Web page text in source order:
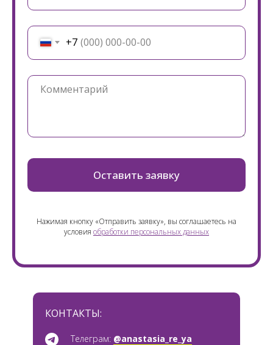
+7
Оставить заявку
Нажимая кнопку «Отправить заявку», вы соглашаетесь на
условия обработки персональных данных
Tелеграм: @anastasia_re_ya
КОНТАКТЫ: